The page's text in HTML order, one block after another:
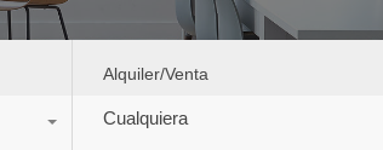
Alquiler/Venta
Cualquiera